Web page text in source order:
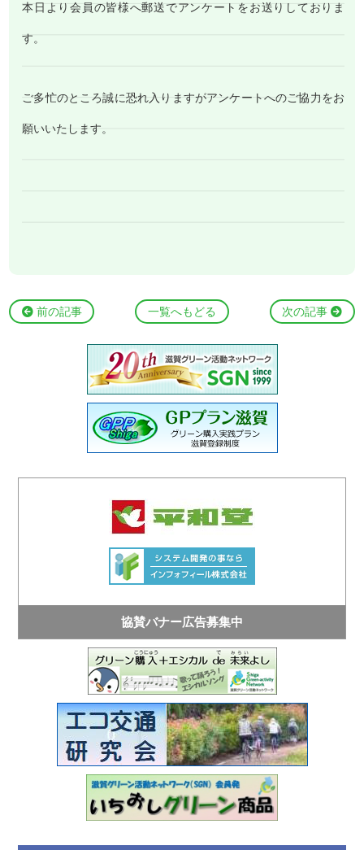
本日より会員の皆様へ郵送でアンケートをお送りしておりま
す。
ご多忙のところ誠に恐れ入りますがアンケートへのご協力をお
願いいたします。
前の記事 一覧へもどる 次の記事
協賛バナー広告募集中